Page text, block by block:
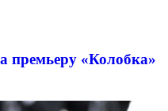
премьеру «Колобка»